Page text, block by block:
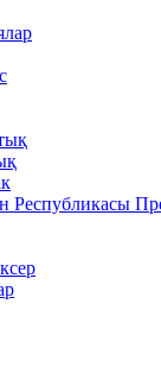
Республикасы